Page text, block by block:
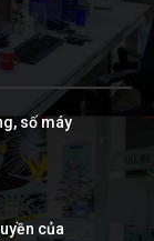
số máy
của